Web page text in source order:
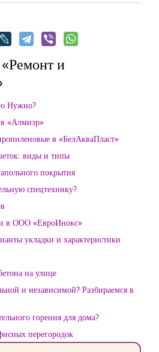
и
Нужно?
в «Алмиэр»
в «БелАкваПласт»
виды и типы
покрытия
спецтехнику?
в ООО «ЕвроИнокс»
укладки и характеристики
на улице
и независимой? Разбираемся в
горения для дома?
перегородок